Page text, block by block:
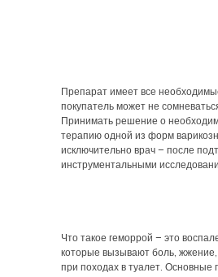
Препарат имеет все
покупатель может не
Принимать решение о
терапию одной из форм
исключительно врач – после
инструментальными
Что такое геморрой – это
которые вызывают боль, жжение,
при походах в туалет.